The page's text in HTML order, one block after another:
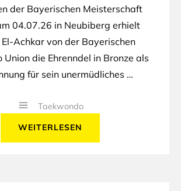
der Bayerischen Meisterschaft
04.07.26 in Neubiberg erhielt
Achkar von der Bayerischen
Union die Ehrenndel in Bronze als
für sein unermüdliches …
Taekwondo
WEITERLESEN